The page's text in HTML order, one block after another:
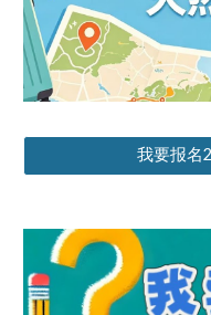
我要报名